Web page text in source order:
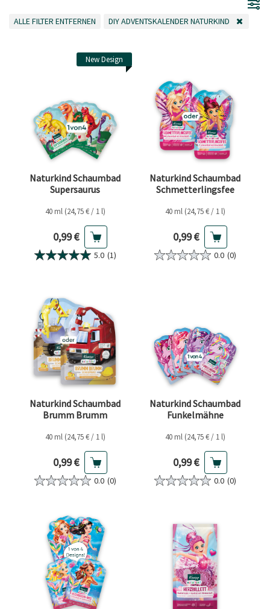
ALLE FILTER ENTFERNEN
DIY ADVENTSKALENDER NATURKIND
New Design
Naturkind Schaumbad
Supersaurus
40 ml (24,75 € / 1 l)
Aktueller Preis
0,99 €
5.0 (1)
Naturkind Schaumbad
Schmetterlingsfee
40 ml (24,75 € / 1 l)
Aktueller Preis
0,99 €
0.0 (0)
Naturkind Schaumbad
Brumm Brumm
40 ml (24,75 € / 1 l)
Aktueller Preis
0,99 €
0.0 (0)
Naturkind Schaumbad
Funkelmähne
40 ml (24,75 € / 1 l)
Aktueller Preis
0,99 €
0.0 (0)